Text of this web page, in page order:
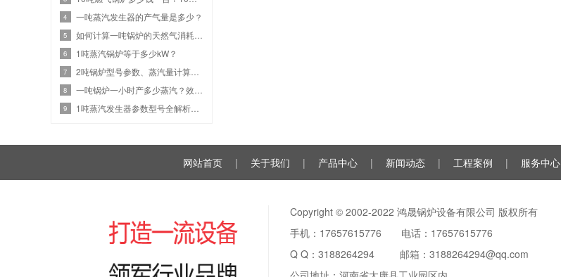
4 一吨蒸汽发生器的产气量是多少？
5
6 1吨蒸汽锅炉等于多少kW？
7
8
9
网站首页 | 关于我们 | 产品中心 | 新闻动态 | 工程案例 | 服务中心
Copyright © 2002-2022 鸿晟锅炉设备有限公司 版权所有
手机：17657615776 电话：17657615776
Q Q： 3188264294 邮箱：3188264294@qq.com